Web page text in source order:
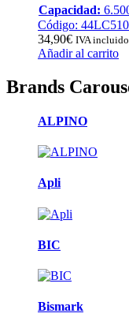
Capacidad:
Código:
34,90€ IVA incluido
Añadir al carrito
Brands
ALPINO
Apli
BIC
Bismark